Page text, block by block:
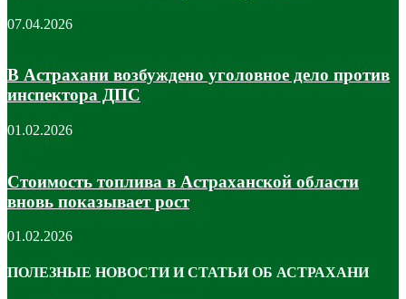
07.04.2026
В Астрахани возбуждено уголовное дело против
инспектора ДПС
01.02.2026
Стоимость топлива в Астраханской области
вновь показывает рост
01.02.2026
ПОЛЕЗНЫЕ НОВОСТИ И СТАТЬИ ОБ АСТРАХАНИ